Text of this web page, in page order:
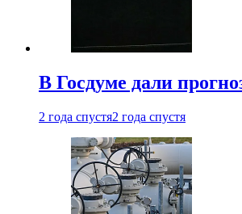
В Госдуме дали
2 года спустя2 года спустя